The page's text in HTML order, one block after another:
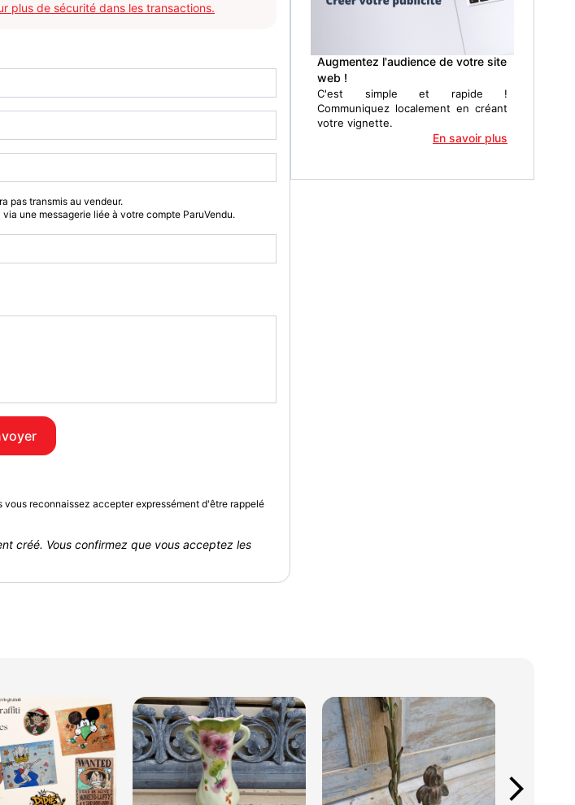
plus de sécurité dans les transactions.
pas transmis au vendeur.
une messagerie liée à votre compte ParuVendu.
reconnaissez accepter expressément d'être rappelé
créé. Vous confirmez que vous acceptez les
Augmentez l'audience de votre site
web !
C'est simple et rapide !
Communiquez localement en créant
votre vignette.
En savoir plus
arrow_forward_ios